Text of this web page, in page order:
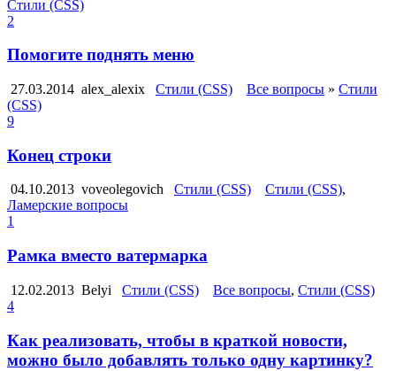
Стили (CSS)
2
Помогите поднять меню
27.03.2014 alex_alexix Стили (CSS) Все вопросы » Стили
(CSS)
9
Конец строки
04.10.2013 voveolegovich Стили (CSS) Стили (CSS),
Ламерские вопросы
1
Рамка вместо ватермарка
12.02.2013 Belyi Стили (CSS) Все вопросы, Стили (CSS)
4
Как реализовать, чтобы в краткой новости,
можно было добавлять только одну картинку?